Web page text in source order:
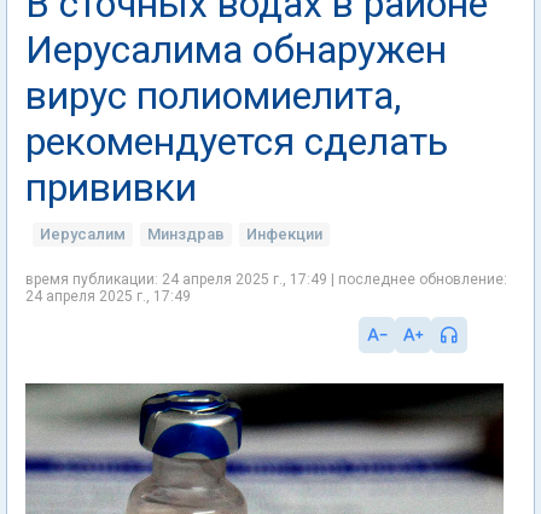
Иерусалима обнаружен
вирус полиомиелита,
рекомендуется сделать
прививки
Иерусалим Минздрав Инфекции
время публикации: 24 апреля 2025 г., 17:49 | последнее обновление:
24 апреля 2025 г., 17:49